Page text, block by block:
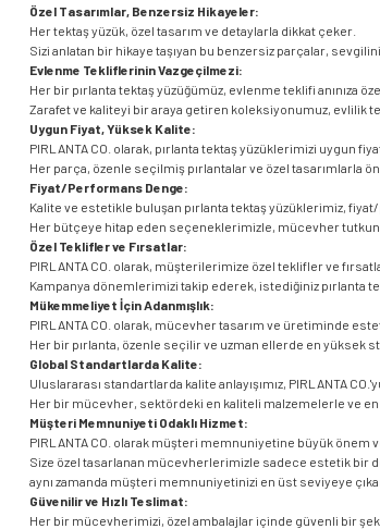
Özel Tasarımlar, Benzersiz Hikayeler:
Her tektaş yüzük, özel tasarım ve detaylarla dikkat çeker.
Sizi anlatan bir hikaye taşıyan bu benzersiz parçalar,
Evlenme Tekliflerinin Vazgeçilmezi:
Her bir pırlanta tektaş yüzüğümüz, evlenme teklifi anınıza
Zarafet ve kaliteyi bir araya getiren koleksiyonumuz, evlilik
Uygun Fiyat, Yüksek Kalite:
PIRLANTA CO. olarak, pırlanta tektaş yüzüklerimizi uygun
Her parça, özenle seçilmiş pırlantalar ve özel tasarımlarla
Fiyat/Performans Denge:
Kalite ve estetikle buluşan pırlanta tektaş yüzüklerimiz,
Her bütçeye hitap eden seçeneklerimizle, mücevher
Özel Teklifler ve Fırsatlar:
PIRLANTA CO. olarak, müşterilerimize özel teklifler ve
Kampanya dönemlerimizi takip ederek, istediğiniz pırlanta
Mükemmeliyet İçin Adanmışlık:
PIRLANTA CO. olarak, mücevher tasarım ve üretiminde
Her bir pırlanta, özenle seçilir ve uzman ellerde en yüksek
Global Standartlarda Kalite:
Uluslararası standartlarda kalite anlayışımız, PIRLANTA
Her bir mücevher, sektördeki en kaliteli malzemelerle ve
Müşteri Memnuniyeti Odaklı Hizmet:
PIRLANTA CO. olarak müşteri memnuniyetine büyük önem
Size özel tasarlanan mücevherlerimizle sadece estetik bir
aynı zamanda müşteri memnuniyetinizi en üst seviyeye
Güvenilir ve Hızlı Teslimat:
Her bir mücevherimizi, özel ambalajlar içinde güvenli bir